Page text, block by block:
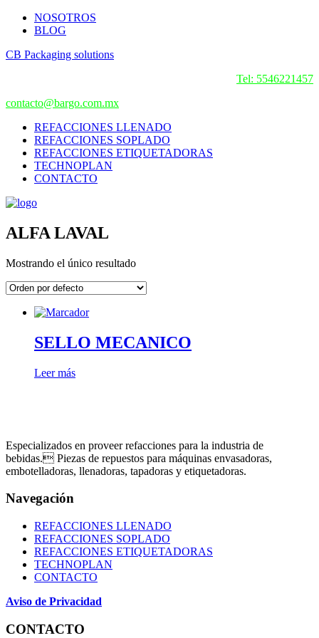
NOSOTROS
BLOG
CB Packaging solutions
Tel: 5546221457
contacto@bargo.com.mx
REFACCIONES LLENADO
REFACCIONES SOPLADO
REFACCIONES ETIQUETADORAS
TECHNOPLAN
CONTACTO
ALFA LAVAL
Mostrando el único resultado
SELLO MECANICO
Leer más
Especializados en proveer refacciones para la industria de
bebidas. Piezas de repuestos para máquinas envasadoras,
embotelladoras, llenadoras, tapadoras y etiquetadoras.
Navegación
REFACCIONES LLENADO
REFACCIONES SOPLADO
REFACCIONES ETIQUETADORAS
TECHNOPLAN
CONTACTO
Aviso de Privacidad
CONTACTO